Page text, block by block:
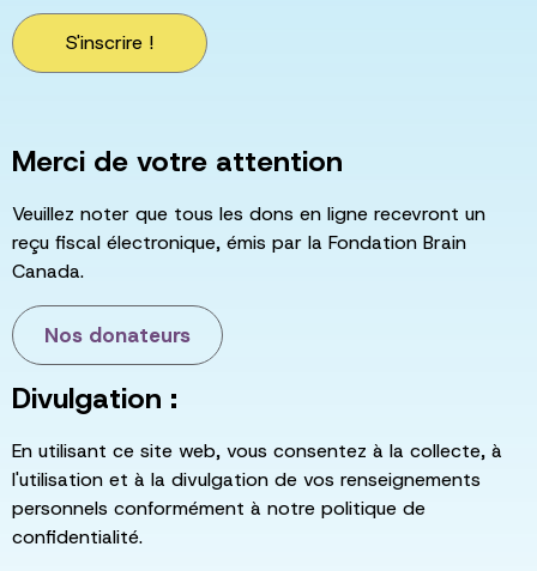
S'inscrire !
Merci de votre attention
Veuillez noter que tous les dons en ligne recevront un
reçu fiscal électronique, émis par la Fondation Brain
Canada.
Nos donateurs
Divulgation :
En utilisant ce site web, vous consentez à la collecte, à
l'utilisation et à la divulgation de vos renseignements
personnels conformément à notre politique de
confidentialité.